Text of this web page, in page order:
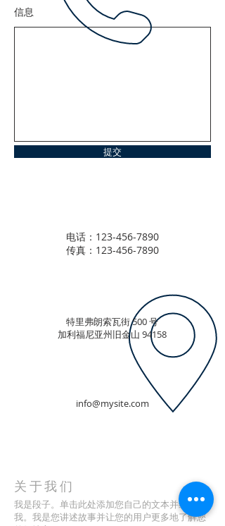
信息
提交
电话：123-456-7890
传真：123-456-7890
特里弗朗索瓦街 500 号
加利福尼亚州旧金山 94158
info@mysite.com
关于我们
我是段子。单击此处添加您自己的文本并编辑
我。我是您讲述故事并让您的用户更多地了解您